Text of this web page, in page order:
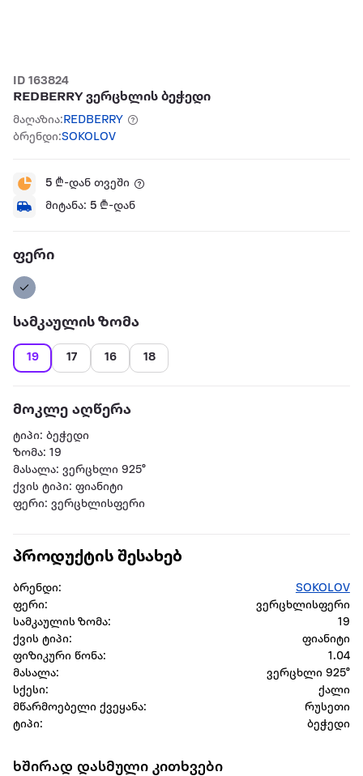
ID 163824
REDBERRY ვერცხლის ბეჭედი
მაღაზია: REDBERRY
ბრენდი:SOKOLOV
5 ₾-დან თვეში
მიტანა: 5 ₾-დან
ფერი
სამკაულის ზომა
19 17 16 18
მოკლე აღწერა
ტიპი: ბეჭედი
ზომა: 19
მასალა: ვერცხლი 925°
ქვის ტიპი: ფიანიტი
ფერი: ვერცხლისფერი
პროდუქტის შესახებ
ბრენდი:
SOKOLOV
ფერი:
ვერცხლისფერი
სამკაულის ზომა:
19
ქვის ტიპი:
ფიანიტი
ფიზიკური წონა:
1.04
მასალა:
ვერცხლი 925°
სქესი:
ქალი
მწარმოებელი ქვეყანა:
რუსეთი
ტიპი:
ბეჭედი
ხშირად დასმული კითხვები